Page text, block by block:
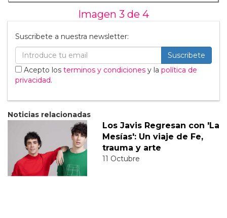
Imagen 3 de 4
Suscribete a nuestra newsletter:
Suscribete
Acepto los terminos y condiciones y la política de
privacidad.
Noticias relacionadas
Los Javis Regresan con 'La
Mesías': Un viaje de Fe,
trauma y arte
11 Octubre